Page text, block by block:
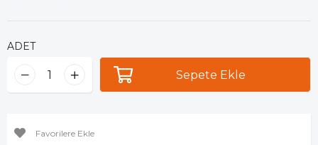
ADET
Favorilere Ekle